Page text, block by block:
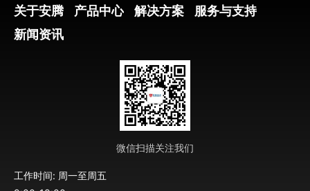
关于安腾 产品中心 解决方案
服务与支持
新闻资讯
微信扫描关注我们
工作时间: 周一至周五